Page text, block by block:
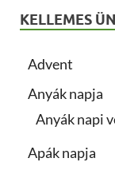
KELLEMES
Advent
Anyák napja
Anyák napi
Apák napja